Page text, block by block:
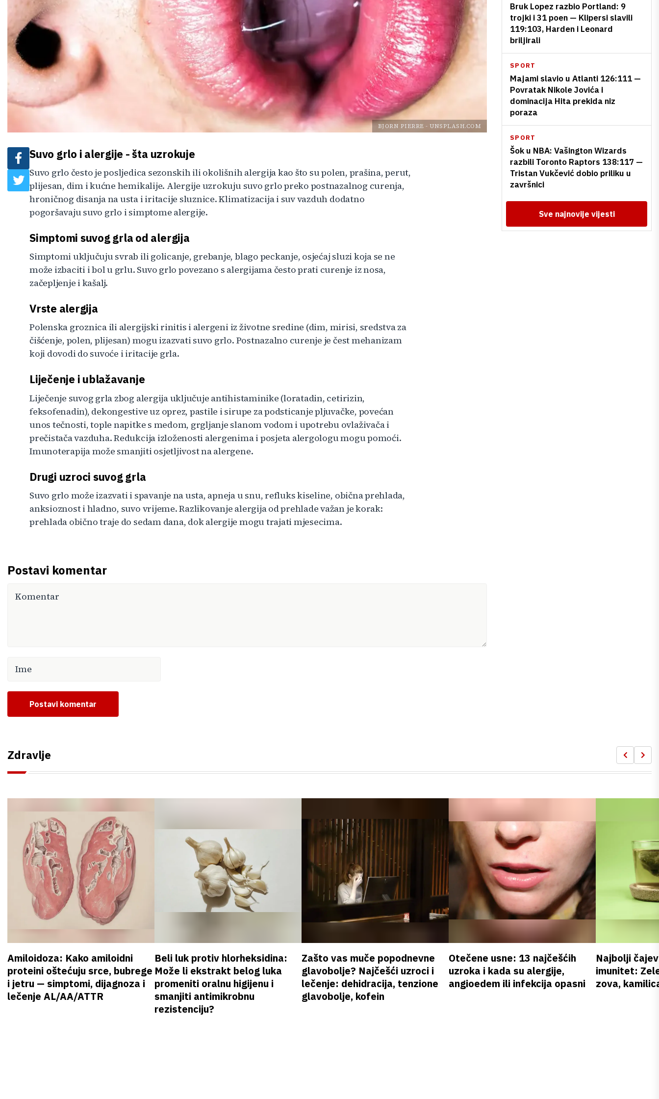
BJORN PIERRE - UNSPLASH.COM
Suvo grlo i alergije - šta uzrokuje
Suvo grlo često je posljedica sezonskih ili okolišnih alergija kao što su polen, prašina, perut,
plijesan, dim i kućne hemikalije. Alergije uzrokuju suvo grlo preko postnazalnog curenja,
hroničnog disanja na usta i iritacije sluznice. Klimatizacija i suv vazduh dodatno
pogoršavaju suvo grlo i simptome alergije.
Simptomi suvog grla od alergija
Simptomi uključuju svrab ili golicanje, grebanje, blago peckanje, osjećaj sluzi koja se ne
može izbaciti i bol u grlu. Suvo grlo povezano s alergijama često prati curenje iz nosa,
začepljenje i kašalj.
Vrste alergija
Polenska groznica ili alergijski rinitis i alergeni iz životne sredine (dim, mirisi, sredstva za
čišćenje, polen, plijesan) mogu izazvati suvo grlo. Postnazalno curenje je čest mehanizam
koji dovodi do suvoće i iritacije grla.
Liječenje i ublažavanje
Liječenje suvog grla zbog alergija uključuje antihistaminike (loratadin, cetirizin,
feksofenadin), dekongestive uz oprez, pastile i sirupe za podsticanje pljuvačke, povećan
unos tečnosti, tople napitke s medom, grgljanje slanom vodom i upotrebu ovlaživača i
prečistača vazduha. Redukcija izloženosti alergenima i posjeta alergologu mogu pomoći.
Imunoterapija može smanjiti osjetljivost na alergene.
Drugi uzroci suvog grla
Suvo grlo može izazvati i spavanje na usta, apneja u snu, refluks kiseline, obična prehlada,
anksioznost i hladno, suvo vrijeme. Razlikovanje alergija od prehlade važan je korak:
prehlada obično traje do sedam dana, dok alergije mogu trajati mjesecima.
Postavi komentar
Postavi komentar
Bruk Lopez razbio Portland: 9
trojki i 31 poen — Klipersi slavili
119:103, Harden i Leonard
briljirali
SPORT
Majami slavio u Atlanti 126:111 —
Povratak Nikole Jovića i
dominacija Hita prekida niz
poraza
SPORT
Šok u NBA: Vašington Wizards
razbili Toronto Raptors 138:117 —
Tristan Vukčević dobio priliku u
završnici
Sve najnovije vijesti
Zdravlje
Amiloidoza: Kako amiloidni
proteini oštećuju srce, bubrege
i jetru — simptomi, dijagnoza i
lečenje AL/AA/ATTR
Beli luk protiv hlorheksidina:
Može li ekstrakt belog luka
promeniti oralnu higijenu i
smanjiti antimikrobnu
rezistenciju?
Zašto vas muče popodnevne
glavobolje? Najčešći uzroci i
lečenje: dehidracija, tenzione
glavobolje, kofein
Otečene usne: 13 najčešćih
uzroka i kada su alergije,
angioedem ili infekcija opasni
Najbolji
imunitet:
zova,